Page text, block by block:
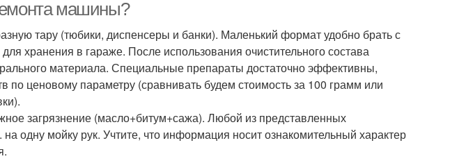
машины?
тару (тюбики, диспенсеры и банки). Маленький формат удобно брать с
хранения в гараже. После использования очистительного состава
материала. Специальные препараты достаточно эффективны,
по ценовому параметру (сравнивать будем стоимость за 100 грамм или
загрязнение (масло+битум+сажа). Любой из представленных
на одну мойку рук. Учтите, что информация носит ознакомительный характер